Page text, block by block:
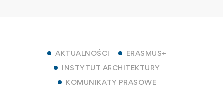
AKTUALNOŚCI
ERASMUS+
INSTYTUT ARCHITEKTURY
KOMUNIKATY PRASOWE